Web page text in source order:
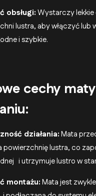
obsługi:Wystarczy
lustra, aby włączyć lub
i szybkie.
cechy
działania:Mata
powierzchnię lustra, co
i utrzymuje lustro w
montażu:Mata jest